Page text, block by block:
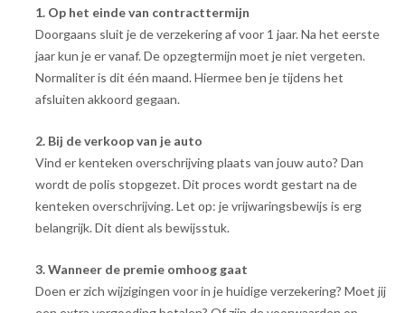
1. Op het einde van contracttermijn
Doorgaans sluit je de verzekering af voor 1 jaar. Na het eerste
jaar kun je er vanaf. De opzegtermijn moet je niet vergeten.
Normaliter is dit één maand. Hiermee ben je tijdens het
afsluiten akkoord gegaan.
2. Bij de verkoop van je auto
Vind er kenteken overschrijving plaats van jouw auto? Dan
wordt de polis stopgezet. Dit proces wordt gestart na de
kenteken overschrijving. Let op: je vrijwaringsbewijs is erg
belangrijk. Dit dient als bewijsstuk.
3. Wanneer de premie omhoog gaat
Doen er zich wijzigingen voor in je huidige verzekering? Moet jij